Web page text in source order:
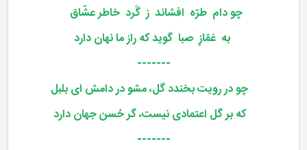
چو دام طرّه افشاند ز گَرد خاطر عشّاق
به غمّازِ صبا گوید که راز ما نهان دارد
-------
چو در رویت بخندد گل، مشو در دامش ای بلبل
که بر گل اعتمادی نیست، گر حُسن جهان دارد
-------